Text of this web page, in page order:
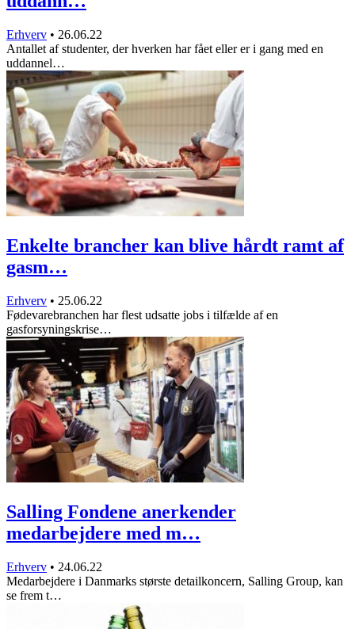
Erhverv • 26.06.22
Antallet af studenter, der hverken har fået eller er i gang med en
uddannel…
Enkelte brancher kan blive hårdt ramt af
gasm…
Erhverv • 25.06.22
Fødevarebranchen har flest udsatte jobs i tilfælde af en
gasforsyningskrise…
Salling Fondene anerkender
medarbejdere med m…
Erhverv • 24.06.22
Medarbejdere i Danmarks største detailkoncern, Salling Group, kan
se frem t…